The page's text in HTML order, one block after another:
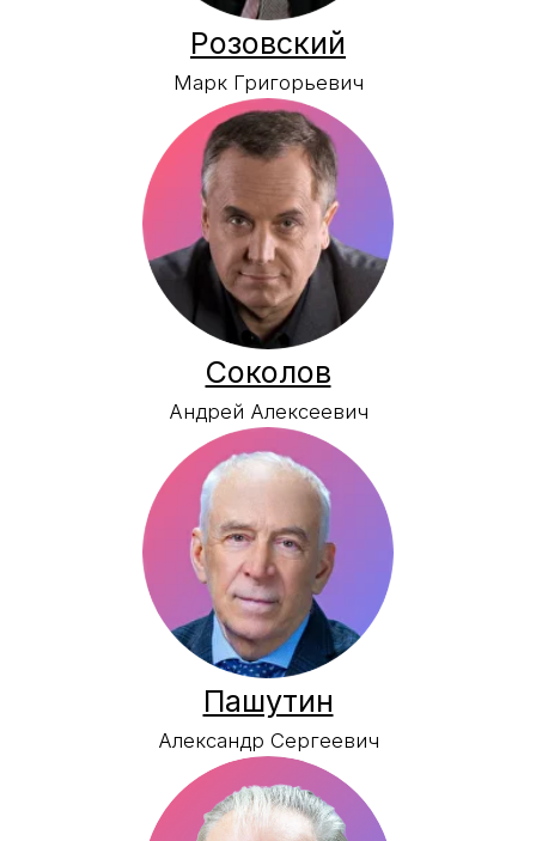
Евгений Владимирович
Казаков
Сергей Владимирович
Глазов
Евгений Анатольевич
Анохина
Ольга Евгеньевна